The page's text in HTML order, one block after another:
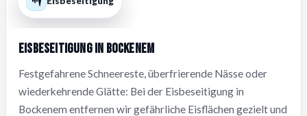
Eisbeseitigung in Bockenem
Festgefahrene Schneereste, überfrierende Nässe oder
wiederkehrende Glätte: Bei der Eisbeseitigung in
Bockenem entfernen wir gefährliche Eisflächen gezielt und